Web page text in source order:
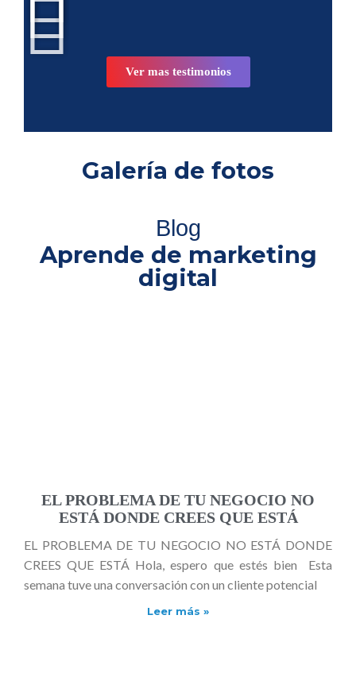
Ver mas testimonios
Galería de fotos
Blog
Aprende de marketing
digital
EL PROBLEMA DE TU NEGOCIO NO
ESTÁ DONDE CREES QUE ESTÁ
EL PROBLEMA DE TU NEGOCIO NO ESTÁ DONDE
CREES QUE ESTÁ Hola, espero que estés bien Esta
semana tuve una conversación con un cliente potencial
Leer más »